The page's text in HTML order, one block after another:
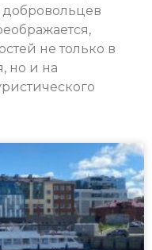
не только в
но и на